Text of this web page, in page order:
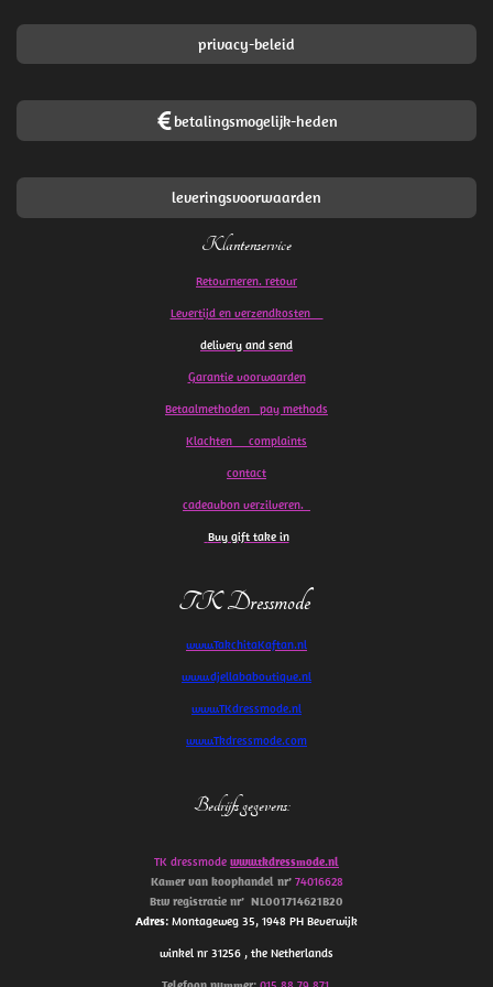
privacy-beleid
betalingsmogelijk-heden
leveringsvoorwaarden
Klantenservice
Retourneren. retour
Levertijd en verzendkosten
delivery and send
Garantie voorwaarden
Betaalmethoden pay methods
Klachten complaints
contact
cadeaubon verzilveren.
Buy gift take in
TK Dressmode
www.TakchitaKaftan.nl
www.djellababoutique.nl
www.TKdressmode.nl
www.Tkdressmode.com
Bedrijfs gegevens:
TK dressmode www.tkdressmode.nl
Kamer van koophandel nr’ 74016628
Btw registratie nr’ NL001714621B20
Adres: Montageweg 35, 1948 PH Beverwijk
winkel nr 31256 , the Netherlands